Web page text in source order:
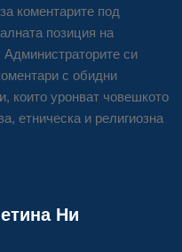
коментарите под
позиция на
Администраторите си
с обидни
които уронват човешкото
етническа и религиозна
Ни